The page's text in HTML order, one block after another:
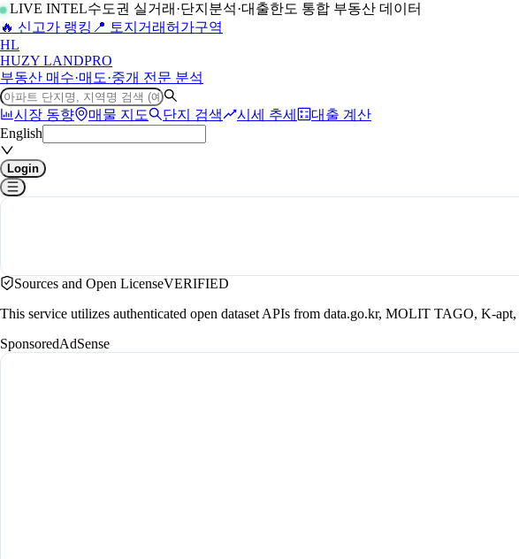
LIVE INTEL수도권 실거래·단지분석·대출한도 통합 부동산 데이터
🔥 신고가 랭킹 📍 토지거래허가구역
HL
HUZY LANDPRO
부동산 매수·매도·중개 전문 분석
시장 동향 매물 지도 단지 검색 시세 추세
대출 계산
English
Login
Sources and Open LicenseVERIFIED
This service utilizes authenticated open dataset APIs from data.go.kr, MOLIT TAGO, K-
SponsoredAdSense